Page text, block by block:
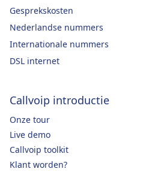
Gesprekskosten
Nederlandse nummers
Internationale nummers
DSL internet
Callvoip introductie
Onze tour
Live demo
Callvoip toolkit
Klant worden?